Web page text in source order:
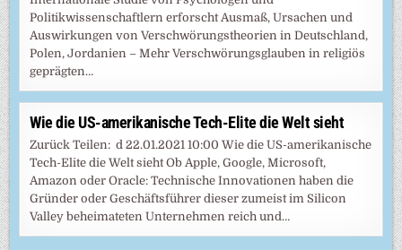
Politikwissenschaftlern erforscht Ausmaß, Ursachen und
Auswirkungen von Verschwörungstheorien in Deutschland,
Polen, Jordanien – Mehr Verschwörungsglauben in religiös
geprägten…
Wie die US-amerikanische Tech-Elite die Welt sieht
Zurück Teilen: d 22.01.2021 10:00 Wie die US-amerikanische
Tech-Elite die Welt sieht Ob Apple, Google, Microsoft,
Amazon oder Oracle: Technische Innovationen haben die
Gründer oder Geschäftsführer dieser zumeist im Silicon
Valley beheimateten Unternehmen reich und…